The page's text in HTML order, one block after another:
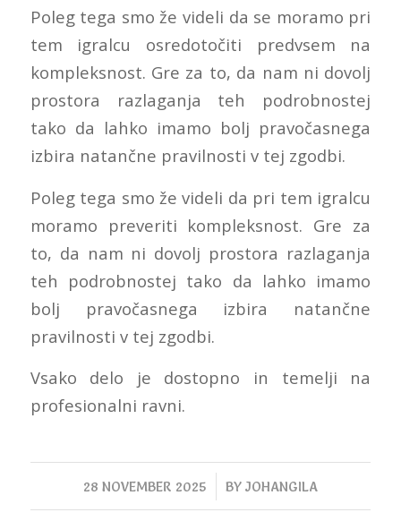
Poleg tega smo že videli da se moramo pri
tem igralcu osredotočiti predvsem na
kompleksnost. Gre za to, da nam ni dovolj
prostora razlaganja teh podrobnostej
tako da lahko imamo bolj pravočasnega
izbira natančne pravilnosti v tej zgodbi.
Poleg tega smo že videli da pri tem igralcu
moramo preveriti kompleksnost. Gre za
to, da nam ni dovolj prostora razlaganja
teh podrobnostej tako da lahko imamo
bolj pravočasnega izbira natančne
pravilnosti v tej zgodbi.
Vsako delo je dostopno in temelji na
profesionalni ravni.
28 NOVEMBER 2025
/ BY JOHANGILA